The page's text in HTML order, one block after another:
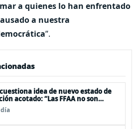
a quienes lo han enfrentado
a nuestra
”.
idea de nuevo estado de
acotado: “Las FFAA no son
día